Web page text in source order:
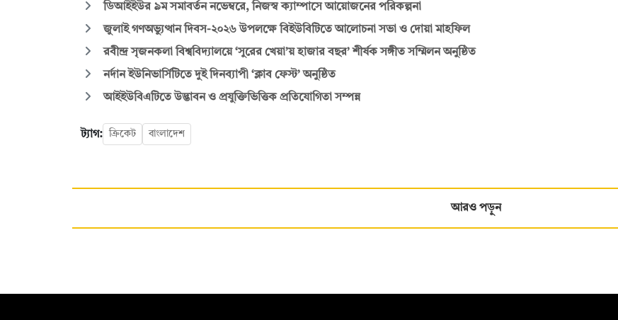
ডিআইইউর ৯ম সমাবর্তন নভেম্বরে, নিজস্ব ক্যাম্পাসে আয়োজনের পরিকল্পনা
জুলাই গণঅভ্যুত্থান দিবস-২০২৬ উপলক্ষে বিইউবিটিতে আলোচনা সভা ও দোয়া মাহফিল
রবীন্দ্র সৃজনকলা বিশ্ববিদ্যালয়ে ‘সুরের খেয়া’য় হাজার বছর’ শীর্ষক সঙ্গীত সম্মিলন অনুষ্ঠিত
নর্দান ইউনিভার্সিটিতে দুই দিনব্যাপী ‘ক্লাব ফেস্ট’ অনুষ্ঠিত
আইইউবিএটিতে উদ্ভাবন ও প্রযুক্তিভিত্তিক প্রতিযোগিতা সম্পন্ন
ট্যাগ: ক্রিকেট বাংলাদেশ
আরও পড়ুন